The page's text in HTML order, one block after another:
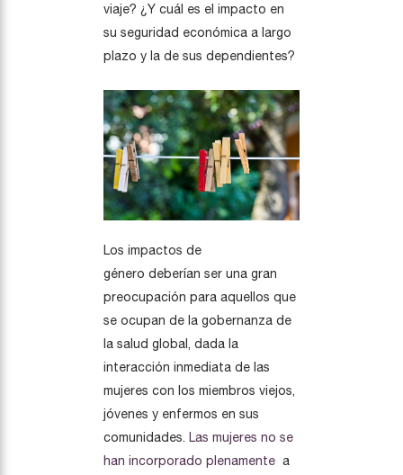
viaje? ¿Y cuál es el impacto en
su seguridad económica a largo
plazo y la de sus dependientes?
Los impactos de
género deberían ser una gran
preocupación para aquellos que
se ocupan de la gobernanza de
la salud global, dada la
interacción inmediata de las
mujeres con los miembros viejos,
jóvenes y enfermos en sus
comunidades. Las mujeres no se
han incorporado plenamente a